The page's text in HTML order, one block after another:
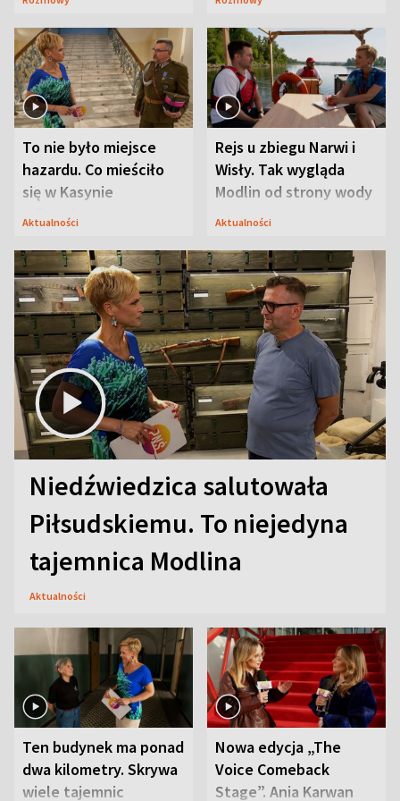
To nie było miejsce
hazardu. Co mieściło
się w Kasynie
Oficerskim?
Aktualności
Rejs u zbiegu Narwi i
Wisły. Tak wygląda
Modlin od strony wody
Aktualności
Niedźwiedzica salutowała
Piłsudskiemu. To niejedyna
tajemnica Modlina
Aktualności
Ten budynek ma ponad
dwa kilometry. Skrywa
wiele tajemnic
Nowa edycja „The
Voice Comeback
Stage”. Ania Karwan